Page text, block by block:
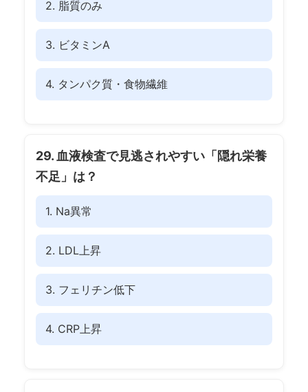
2. 脂質のみ
3. ビタミンA
4. タンパク質・食物繊維
29. 血液検査で見逃されやすい「隠れ栄養
不足」は？
1. Na異常
2. LDL上昇
3. フェリチン低下
4. CRP上昇